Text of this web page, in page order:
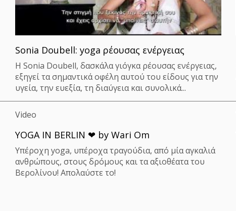
Sonia Dοubell: yoga ρέουσας ενέργειας
Η Sonia Doubell, δασκάλα γιόγκα ρέουσας ενέργειας,
εξηγεί τα σημαντικά οφέλη αυτού του είδους για την
υγεία, την ευεξία, τη διαύγεια και συνολικά...
Video
YOGA IN BERLIN ❤ by Wari Om
Υπέροχη yoga, υπέροχα τραγούδια, από μία αγκαλιά
ανθρώπους, στους δρόμους και τα αξιοθέατα του
Βερολίνου! Απολαύστε το!